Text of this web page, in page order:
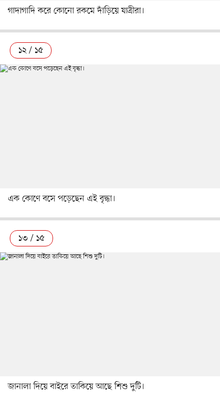
গাদাগাদি করে কোনো রকমে দাঁড়িয়ে যাত্রীরা।
১২ / ১৫
এক কোণে বসে পড়েছেন এই বৃদ্ধা।
১৩ / ১৫
জানালা দিয়ে বাইরে তাকিয়ে আছে শিশু দুটি।